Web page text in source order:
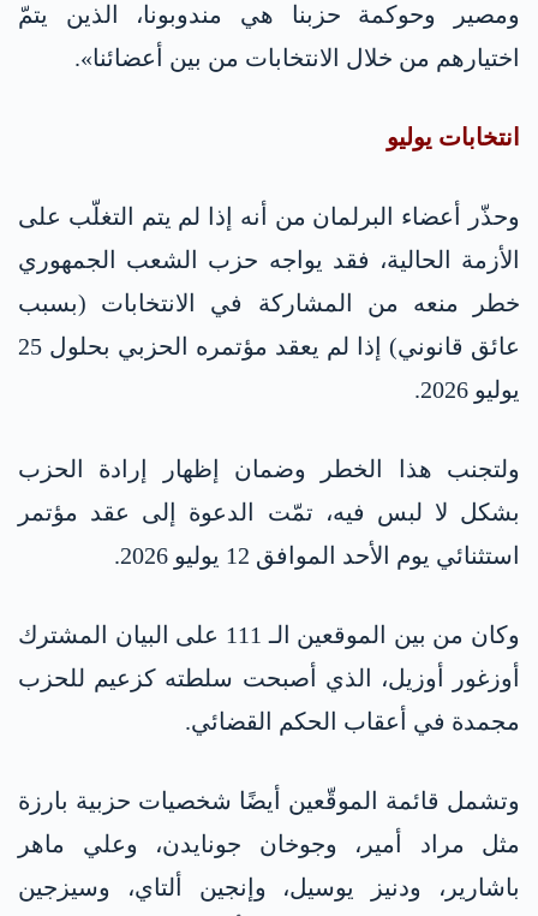
ومصير وحوكمة حزبنا هي مندوبونا، الذين يتمّ
اختيارهم من خلال الانتخابات من بين أعضائنا».
انتخابات يوليو
وحذّر أعضاء البرلمان من أنه إذا لم يتم التغلّب على
الأزمة الحالية، فقد يواجه حزب الشعب الجمهوري
خطر منعه من المشاركة في الانتخابات (بسبب
عائق قانوني) إذا لم يعقد مؤتمره الحزبي بحلول 25
يوليو 2026.
ولتجنب هذا الخطر وضمان إظهار إرادة الحزب
بشكل لا لبس فيه، تمّت الدعوة إلى عقد مؤتمر
استثنائي يوم الأحد الموافق 12 يوليو 2026.
وكان من بين الموقعين الـ 111 على البيان المشترك
أوزغور أوزيل، الذي أصبحت سلطته كزعيم للحزب
مجمدة في أعقاب الحكم القضائي.
وتشمل قائمة الموقّعين أيضًا شخصيات حزبية بارزة
مثل مراد أمير، وجوخان جونايدن، وعلي ماهر
باشارير، ودنيز يوسيل، وإنجين ألتاي، وسيزجين